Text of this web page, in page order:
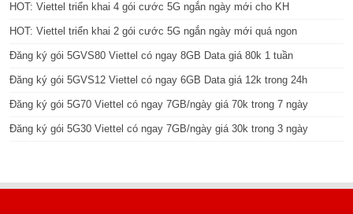
HOT: Viettel triển khai 4 gói cước 5G ngắn ngày mới cho KH
HOT: Viettel triển khai 2 gói cước 5G ngắn ngày mới quá ngon
Đăng ký gói 5GVS80 Viettel có ngay 8GB Data giá 80k 1 tuần
Đăng ký gói 5GVS12 Viettel có ngay 6GB Data giá 12k trong 24h
Đăng ký gói 5G70 Viettel có ngay 7GB/ngày giá 70k trong 7 ngày
Đăng ký gói 5G30 Viettel có ngay 7GB/ngày giá 30k trong 3 ngày